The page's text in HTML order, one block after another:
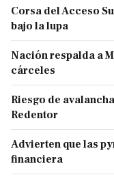
Corsa del Acceso
bajo la lupa
Nación respalda a
cárceles
Riesgo de
Redentor
Advierten que las
financiera